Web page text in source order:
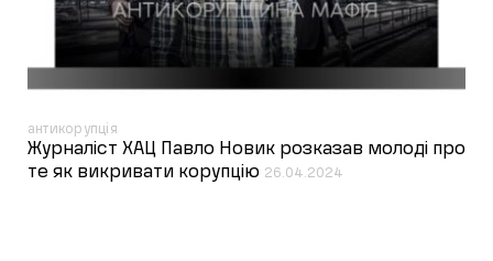
антикорупція
Журналіст ХАЦ Павло Новик розказав молоді про
те як викривати корупцію 26.04.2024